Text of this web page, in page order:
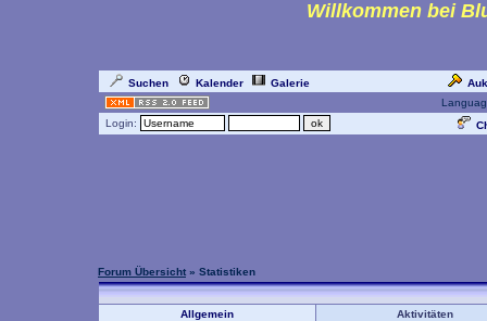
Willkommen bei
Suchen Kalender Galerie
Login:
Forum Übersicht » Statistiken
Allgemein Aktivitäten